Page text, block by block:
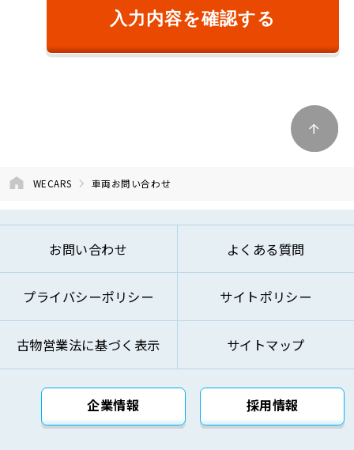
①ご本人様確認のため
②商品またはサービスのご提供およびその対
価のご請求のため
④商品およびサービスの改善、企画、研究お
⑤お問い合わせへのご対応およびお客様への
⑦本基本方針記載の方法により第三者に対し
て提供するため
⑧その他自動車関連業およびこれらに付帯・
関連するサービスの提供のため
上記の利用目的を変更する場合には、変更後の利用
目的が変更前の利用目的と相当の関連性を有すると
合理的に認められる範囲においてのみ変更を行い、
その内容をご本人に対し、原則として書面等（電磁
的記録を含みます。）により通知し、または弊社の
入力内容を確認する
WECARS 車両お問い合わせ
お問い合わせ よくある質問
プライバシーポリシー サイトポリシー
古物営業法に基づく表示 サイトマップ
企業情報 採用情報